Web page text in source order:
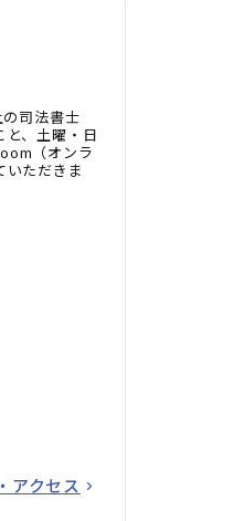
司法書士
と、土曜・日
（オンラ
いただきま
アクセス